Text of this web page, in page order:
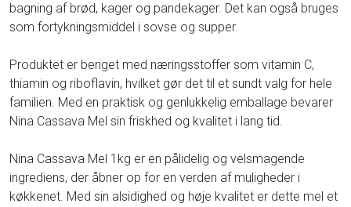
bagning af brød, kager og pandekager. Det kan også bruges
som fortykningsmiddel i sovse og supper.
Produktet er beriget med næringsstoffer som vitamin C,
thiamin og riboflavin, hvilket gør det til et sundt valg for hele
familien. Med en praktisk og genlukkelig emballage bevarer
Nina Cassava Mel sin friskhed og kvalitet i lang tid.
Nina Cassava Mel 1kg er en pålidelig og velsmagende
ingrediens, der åbner op for en verden af muligheder i
køkkenet. Med sin alsidighed og høje kvalitet er dette mel et